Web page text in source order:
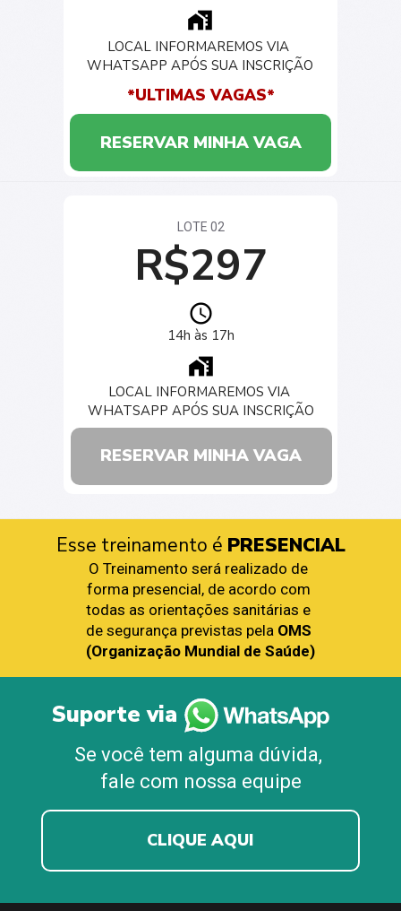
RESERVAR MINHA VAGA
LOCAL INFORMAREMOS VIA
WHATSAPP APÓS SUA INSCRIÇÃO
*ULTIMAS VAGAS*
RESERVAR MINHA VAGA
R$297
LOTE 02
14h às 17h
LOCAL INFORMAREMOS VIA
WHATSAPP APÓS SUA INSCRIÇÃO
Esse treinamento é PRESENCIAL
O Treinamento será realizado de
forma presencial, de acordo com
todas as orientações sanitárias e
de segurança previstas pela OMS
(Organização Mundial de Saúde)
Suporte via
CLIQUE AQUI
Se você tem alguma dúvida,
fale com nossa equipe